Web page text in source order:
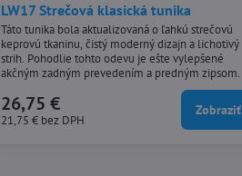
LW17 Strečová klasická tunika
Táto tunika bola aktualizovaná o ľahkú strečovú
keprovú tkaninu, čistý moderný dizajn a lichotivý
strih. Pohodlie tohto odevu je ešte vylepšené
akčným zadným prevedením a predným zipsom.
26,75 €
21,75 € bez DPH
Zobraziť